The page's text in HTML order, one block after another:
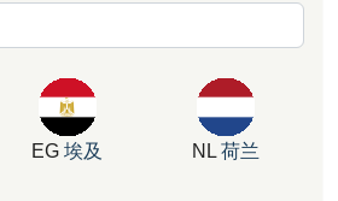
EG 埃及 NL 荷兰